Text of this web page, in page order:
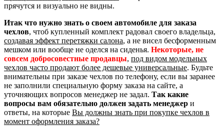
прячутся и визуально не видны.
Итак что нужно знать о своем автомобиле для заказа
чехлов, чтоб купленный комплект радовал своего владельца,
создавая эффект перетяжки салона, а не висел бесформенным
мешком или вообще не оделся на сиденья. Некоторые, не
совсем добросовестные продавцы, под видом модельных
чехлов часто продают более дешевые универсальные. Будьте
внимательны при заказе чехлов по телефону, если вы заранее
не заполнили специальную форму заказа на сайте, а
уточняющих вопросов менеджер не задал. Так какие
вопросы вам обязательно должен задать менеджер и
ответы, на которые Вы должны знать при покупке чехлов в
момент оформления заказа?